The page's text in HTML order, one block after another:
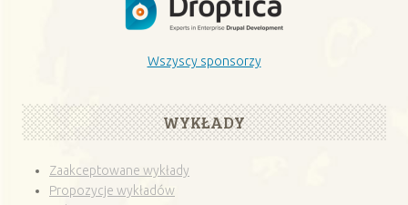
Wszyscy sponsorzy
WYKŁADY
Zaakceptowane wykłady
Propozycje wykładów